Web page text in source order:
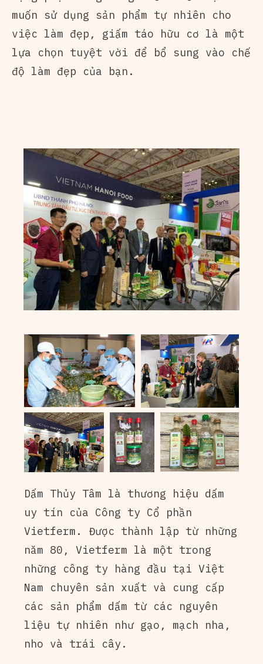
muốn sử dụng sản phẩm tự nhiên cho
việc làm đẹp, giấm táo hữu cơ là một
lựa chọn tuyệt vời để bổ sung vào chế
độ làm đẹp của bạn.
Dấm Thủy Tâm là thương hiệu dấm
uy tín của Công ty Cổ phần
Vietferm. Được thành lập từ những
năm 80, Vietferm là một trong
những công ty hàng đầu tại Việt
Nam chuyên sản xuất và cung cấp
các sản phẩm dấm từ các nguyên
liệu tự nhiên như gạo, mạch nha,
nho và trái cây.